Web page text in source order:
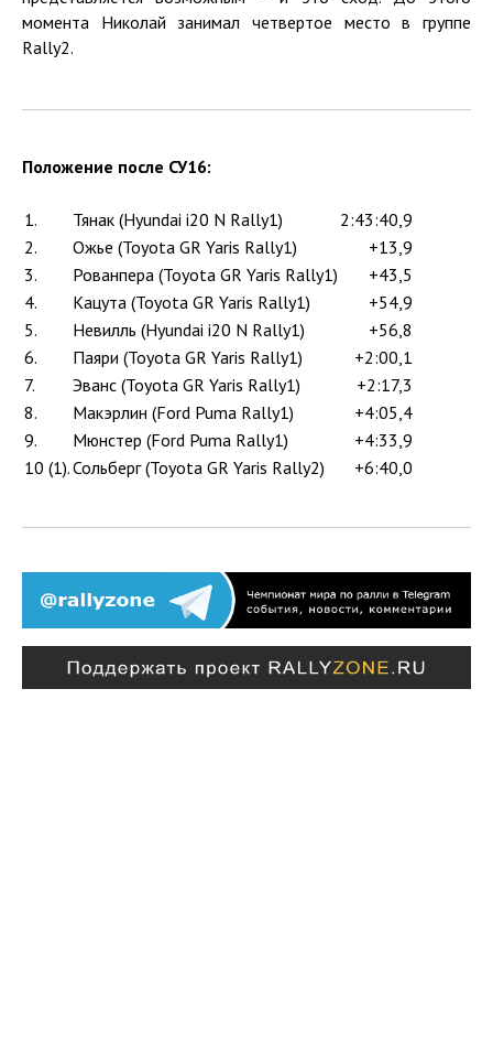
момента Николай занимал четвертое место в группе
Rally2.
Положение после СУ16:
1. Тянак (Hyundai i20 N Rally1)
2:43:40,9
2.
Ожье (Toyota GR Yaris Rally1)
+13,9
3.
Рованпера (Toyota GR Yaris Rally1)
+43,5
4.
Кацута (Toyota GR Yaris Rally1)
+54,9
5.
Невилль (Hyundai i20 N Rally1)
+56,8
6.
Паяри (Toyota GR Yaris Rally1)
+2:00,1
7.
Эванс (Toyota GR Yaris Rally1)
+2:17,3
8.
Макэрлин (Ford Puma Rally1)
+4:05,4
9.
Мюнстер (Ford Puma Rally1)
+4:33,9
10 (1).Сольберг (Toyota GR Yaris Rally2) +6:40,0